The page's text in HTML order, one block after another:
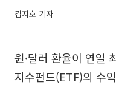
김지호 기자
원·달러 환율이 연일
지수펀드(ETF)의 수